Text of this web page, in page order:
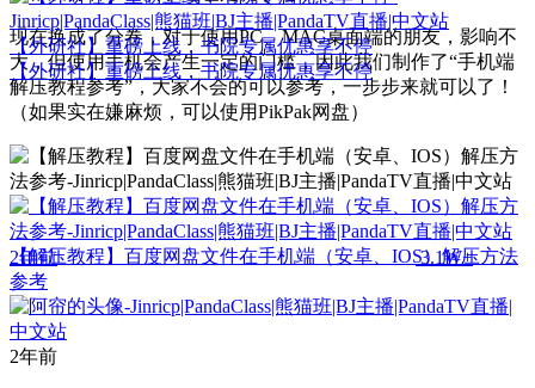
现在换成了分卷，对于使用PC、MAC桌面端的朋友，影响不
大，但使用手机会产生一定的门槛，因此我们制作了“手机端
解压教程参考”，大家不会的可以参考，一步步来就可以了！
（如果实在嫌麻烦，可以使用PikPak网盘）
【解压教程】百度网盘文件在手机端（安卓、IOS）解压方法
参考
2年前
【外研社】重磅上线，书院专属优惠享不停
【外研社】重磅上线，书院专属优惠享不停
2年前 3.1W+